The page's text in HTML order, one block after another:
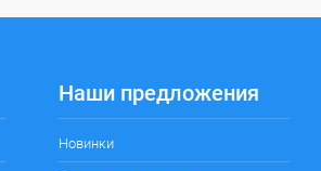
Наши предложения
Новинки